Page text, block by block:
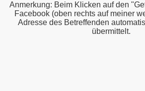
Anmerkung: Beim Klicken auf den
Facebook (oben rechts auf meiner
Adresse des Betreffenden
übermittelt.